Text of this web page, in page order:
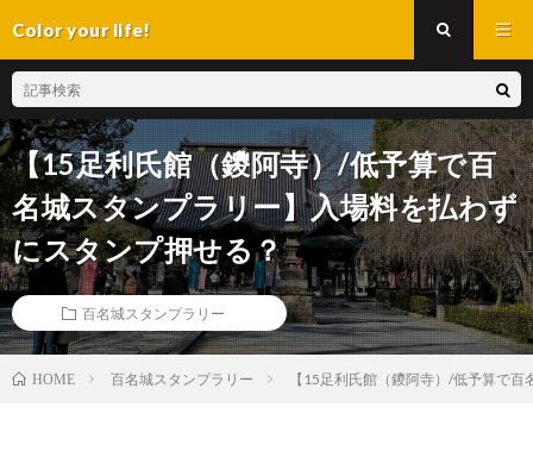
Color your life!
【15足利氏館（鑁阿寺）/低予算で百
名城スタンプラリー】入場料を払わず
にスタンプ押せる？
百名城スタンプラリー
HOME 百名城スタンプラリー 【15足利氏館（鑁阿寺）/低予算で